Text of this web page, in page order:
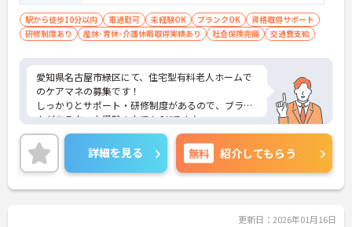
駅から徒歩10分以内 車通勤可 未経験OK ブランクOK
資格取得サポート
研修制度あり
産休･育休･介護休暇取得実績あり 社会保険完備 交通費支給
愛知県名古屋市緑区にて、住宅型有料老人ホームで
のケアマネの募集です！
しっかりとサポート・研修制度があるので、ブラン
クがある方・未経験の方でもOKです♪
残業は月1時間未満と少ないので、プライベートの
時間を大切にできます☆
ご興味のある方には、面接対策ポイントなど、さら
に詳細をお話しいたしますのでお気軽にご相談くだ
さい！
詳細を見る 無料 紹介してもらう
更新日：2026年01月16日